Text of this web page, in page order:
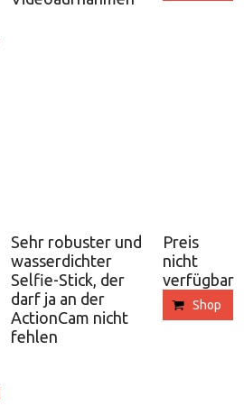
Sehr robuster und
wasserdichter
Selfie-Stick, der
darf ja an der
ActionCam nicht
fehlen
Preis
nicht
verfügbar
Shop